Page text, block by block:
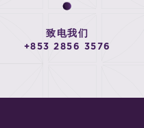
致电我们
+853 2856 3576